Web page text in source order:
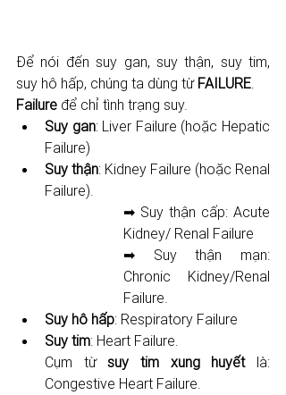
Để nói đến suy gan, suy thận, suy tim,
suy hô hấp, chúng ta dùng từ FAILURE.
Failure để chỉ tình trạng suy.
Suy gan: Liver Failure (hoặc Hepatic
Failure)
Suy thận: Kidney Failure (hoặc Renal
Failure).
➡ Suy thận cấp: Acute
Kidney/ Renal Failure
➡ Suy thận mạn:
Chronic Kidney/Renal
Failure.
Suy hô hấp: Respiratory Failure
Suy tim: Heart Failure.
Cụm từ suy tim xung huyết là:
Congestive Heart Failure.